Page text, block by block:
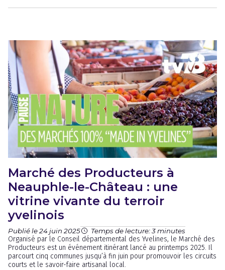
Marché des Producteurs à
Neauphle-le-Château : une
vitrine vivante du terroir
yvelinois
Publié le 24 juin 2025 Temps de lecture: 3 minutes
Organisé par le Conseil départemental des Yvelines, le Marché des
Producteurs est un événement itinérant lancé au printemps 2025. Il
parcourt cinq communes jusqu’à fin juin pour promouvoir les circuits
courts et le savoir-faire artisanal local.